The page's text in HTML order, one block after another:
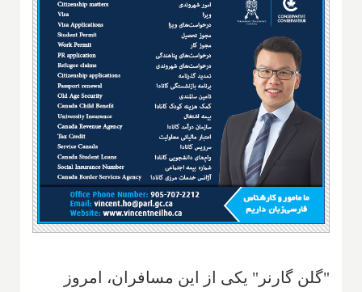
"گلن گارنر" یکی از این مسافران، امروز